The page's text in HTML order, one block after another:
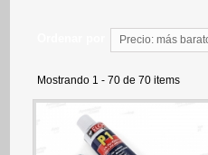
Mostrando 1 - 70 de 70 items